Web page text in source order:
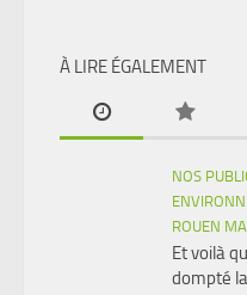
À LIRE ÉGALEMENT
NOS
ROUEN
Et voilà
dompté